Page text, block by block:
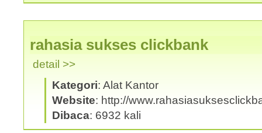
rahasia sukses clickbank
detail >>
Kategori: Alat Kantor
Website: http://
Dibaca: 6932 kali